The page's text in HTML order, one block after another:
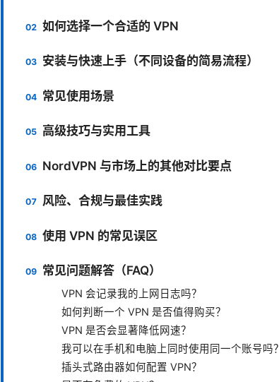
如何选择一个合适的 VPN
安装与快速上手（不同设备的简易流程）
常见使用场景
高级技巧与实用工具
NordVPN 与市场上的其他对比要点
风险、合规与最佳实践
使用 VPN 的常见误区
常见问题解答（FAQ）
VPN 会记录我的上网日志吗？
如何判断一个 VPN 是否值得购买？
VPN 是否会显著降低网速？
我可以在手机和电脑上同时使用同一个账号吗？
插头式路由器如何配置 VPN？